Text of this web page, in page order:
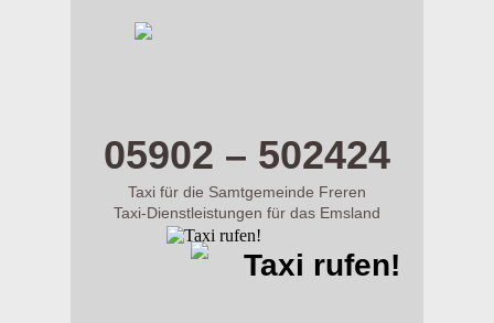
05902 – 502424
Taxi für die Samtgemeinde Freren
Taxi-Dienstleistungen für das Emsland
Taxi rufen!